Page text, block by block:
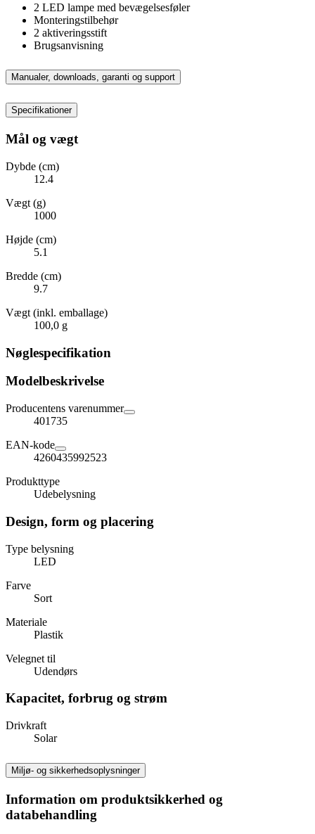
2 LED lampe med bevægelsesføler
Monteringstilbehør
2 aktiveringsstift
Brugsanvisning
Manualer, downloads, garanti og support
Specifikationer
Mål og vægt
Dybde (cm)
12.4
Vægt (g)
1000
Højde (cm)
5.1
Bredde (cm)
9.7
Vægt (inkl. emballage)
100,0 g
Nøglespecifikation
Modelbeskrivelse
Producentens varenummer
401735
EAN-kode
4260435992523
Produkttype
Udebelysning
Design, form og placering
Type belysning
LED
Farve
Sort
Materiale
Plastik
Velegnet til
Udendørs
Kapacitet, forbrug og strøm
Drivkraft
Solar
Miljø- og sikkerhedsoplysninger
Information om produktsikkerhed og
databehandling